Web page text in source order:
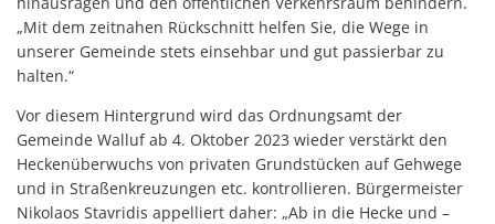
„Mit dem zeitnahen Rückschnitt helfen Sie, die Wege in
unserer Gemeinde stets einsehbar und gut passierbar zu
halten.“
Vor diesem Hintergrund wird das Ordnungsamt der
Gemeinde Walluf ab 4. Oktober 2023 wieder verstärkt den
Heckenüberwuchs von privaten Grundstücken auf Gehwege
und in Straßenkreuzungen etc. kontrollieren. Bürgermeister
Nikolaos Stavridis appelliert daher: „Ab in die Hecke und –